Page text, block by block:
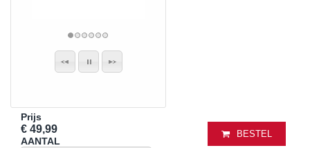
Prijs
€ 49,99
AANTAL
BESTEL